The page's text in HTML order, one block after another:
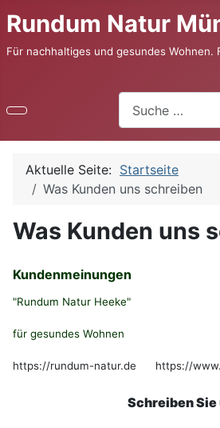
Rundum Natur
Für nachhaltiges und gesundes Wohnen.
Aktuelle Seite: Startseite
Was Kunden uns schreiben
Was Kunden uns
Kundenmeinungen
"Rundum Natur Heeke"
für gesundes Wohnen
https://rundum-natur.de https://
Schreiben Sie